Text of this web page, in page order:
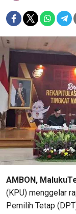
AMBON,
(KPU) menggelar
Pemilih Tetap